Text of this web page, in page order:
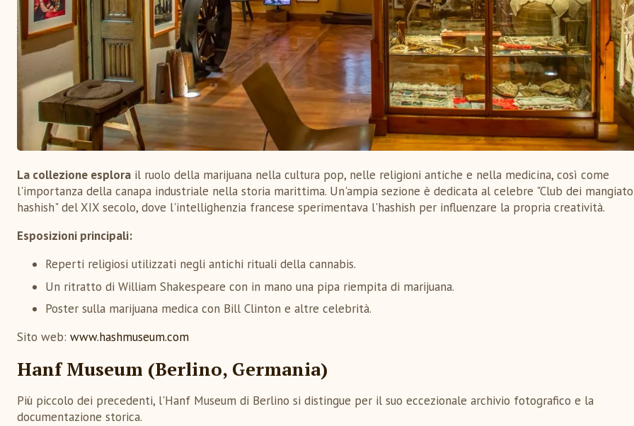
La collezione esplora il ruolo della marijuana nella cultura pop, nelle religioni antiche e nella medicina, così come
l'importanza della canapa industriale nella storia marittima. Un'ampia sezione è dedicata al celebre "Club dei
hashish" del XIX secolo, dove l'intellighenzia francese sperimentava l'hashish per influenzare la propria creatività.
Esposizioni principali:
Reperti religiosi utilizzati negli antichi rituali della cannabis.
Un ritratto di William Shakespeare con in mano una pipa riempita di marijuana.
Poster sulla marijuana medica con Bill Clinton e altre celebrità.
Sito web: www.hashmuseum.com
Hanf Museum (Berlino, Germania)
Più piccolo dei precedenti, l'Hanf Museum di Berlino si distingue per il suo eccezionale archivio fotografico e la
documentazione storica.